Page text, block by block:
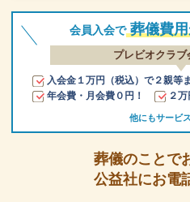
会員入会で 葬儀費
プレビオクラブ
入会金１万円（税込）で２親等
年会費・月会費０円！
２
他にもサービ
葬儀のことで
公益社にお電